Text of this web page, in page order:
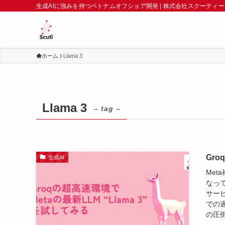
生成AIに強みを持つベトナムオフショア開発 | 株式会社スクーティ
ホーム Llama 3
Llama 3 – tag –
生成AI
​​​Meta
なっ
サー
での
の圧